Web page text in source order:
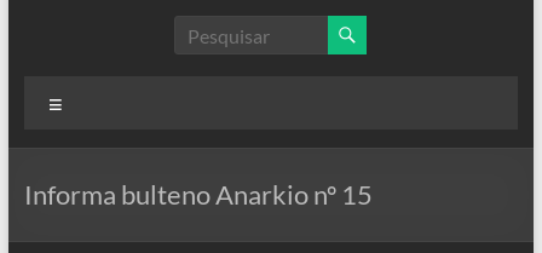
Informa bulteno Anarkio nº 15